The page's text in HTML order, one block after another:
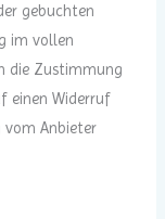
gebuchten
im vollen
die Zustimmung
einen Widerruf
vom Anbieter